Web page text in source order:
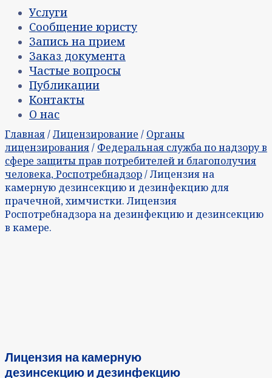
Услуги
Сообщение юристу
Запись на прием
Заказ документа
Частые вопросы
Публикации
Контакты
О нас
Главная/Лицензирование / Органы
лицензирования/ Федеральная служба по надзору в
сфере защиты прав потребителей и благополучия
человека, Роспотребнадзор/ Лицензия на
камерную дезинсекцию и дезинфекцию для
прачечной, химчистки. Лицензия
Роспотребнадзора на дезинфекцию и дезинсекцию
в камере.
Лицензия на камерную
дезинсекцию и дезинфекцию